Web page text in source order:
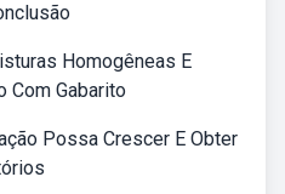
Homogêneas E
Com Gabarito
Possa Crescer E Obter